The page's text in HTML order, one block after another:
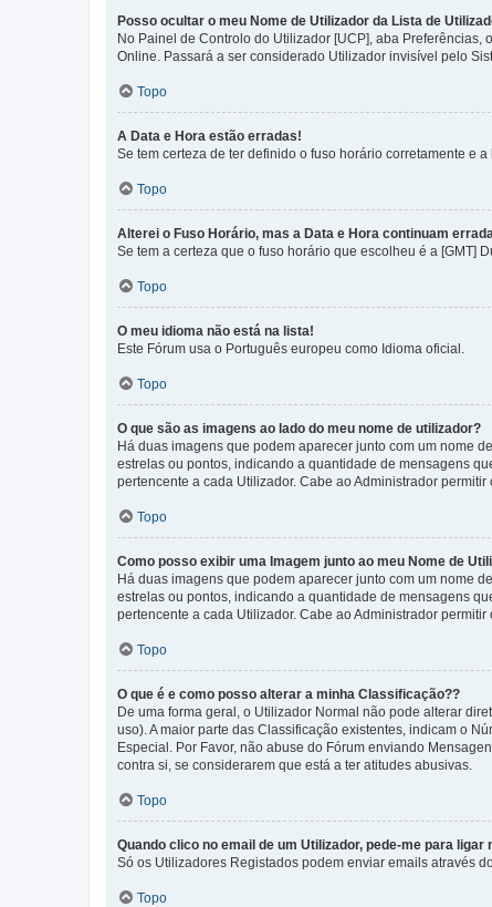
Posso ocultar o meu Nome de Utilizador da Lista de
No Painel de Controlo do Utilizador [UCP], aba
Online. Passará a ser considerado Utilizador invisível pelo
Topo
A Data e Hora estão erradas!
Se tem certeza de ter definido o fuso horário corretamente e
Topo
Alterei o Fuso Horário, mas a Data e Hora continuam
Se tem a certeza que o fuso horário que escolheu é a [GMT]
Topo
O meu idioma não está na lista!
Este Fórum usa o Português europeu como Idioma oficial.
Topo
O que são as imagens ao lado do meu nome de utilizador?
Há duas imagens que podem aparecer junto com um nome
estrelas ou pontos, indicando a quantidade de mensagens
pertencente a cada Utilizador. Cabe ao Administrador
Topo
Como posso exibir uma Imagem junto ao meu Nome de
Há duas imagens que podem aparecer junto com um nome
estrelas ou pontos, indicando a quantidade de mensagens
pertencente a cada Utilizador. Cabe ao Administrador
Topo
O que é e como posso alterar a minha Classificação??
De uma forma geral, o Utilizador Normal não pode alterar
uso). A maior parte das Classificação existentes, indicam o
Especial. Por Favor, não abuse do Fórum enviando
contra si, se considerarem que está a ter atitudes abusivas.
Topo
Quando clico no email de um Utilizador, pede-me para ligar
Só os Utilizadores Registados podem enviar emails através
Topo